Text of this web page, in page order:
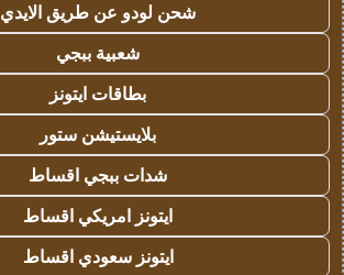
شحن لودو عن طريق الايدي
شعبية ببجي
بطاقات ايتونز
بلايستيشن ستور
شدات ببجي اقساط
ايتونز امريكي اقساط
ايتونز سعودي اقساط